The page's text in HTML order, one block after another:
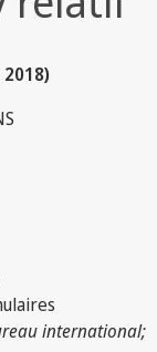
international;